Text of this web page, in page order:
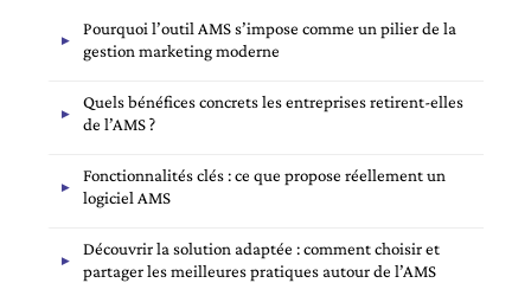
Pourquoi l’outil AMS s’impose comme un pilier de la
gestion marketing moderne
Quels bénéfices concrets les entreprises retirent-elles
de l’AMS ?
Fonctionnalités clés : ce que propose réellement un
logiciel AMS
Découvrir la solution adaptée : comment choisir et
partager les meilleures pratiques autour de l’AMS